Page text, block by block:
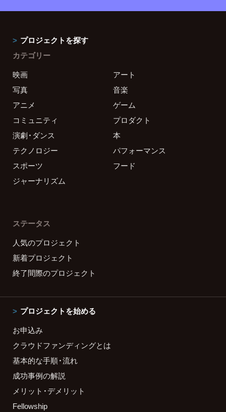
プロジェクトを探す
カテゴリー
映画
アート
写真
音楽
アニメ
ゲーム
コミュニティ
プロダクト
演劇・ダンス
本
テクノロジー
パフォーマンス
スポーツ
フード
ジャーナリズム
ステータス
人気のプロジェクト
新着プロジェクト
終了間際のプロジェクト
プロジェクトを始める
お申込み
クラウドファンディングとは
基本的な手順・流れ
成功事例の解説
メリット・デメリット
Fellowship